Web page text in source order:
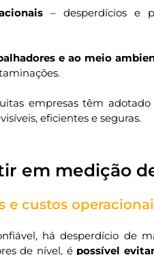
– desperdícios e
e ao meio
empresas têm
eficientes e seguras.
em medição
e custos
há desperdício de
de nível, é possível